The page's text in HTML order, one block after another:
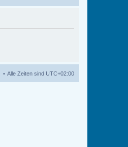
Alle Zeiten sind UTC+02:00